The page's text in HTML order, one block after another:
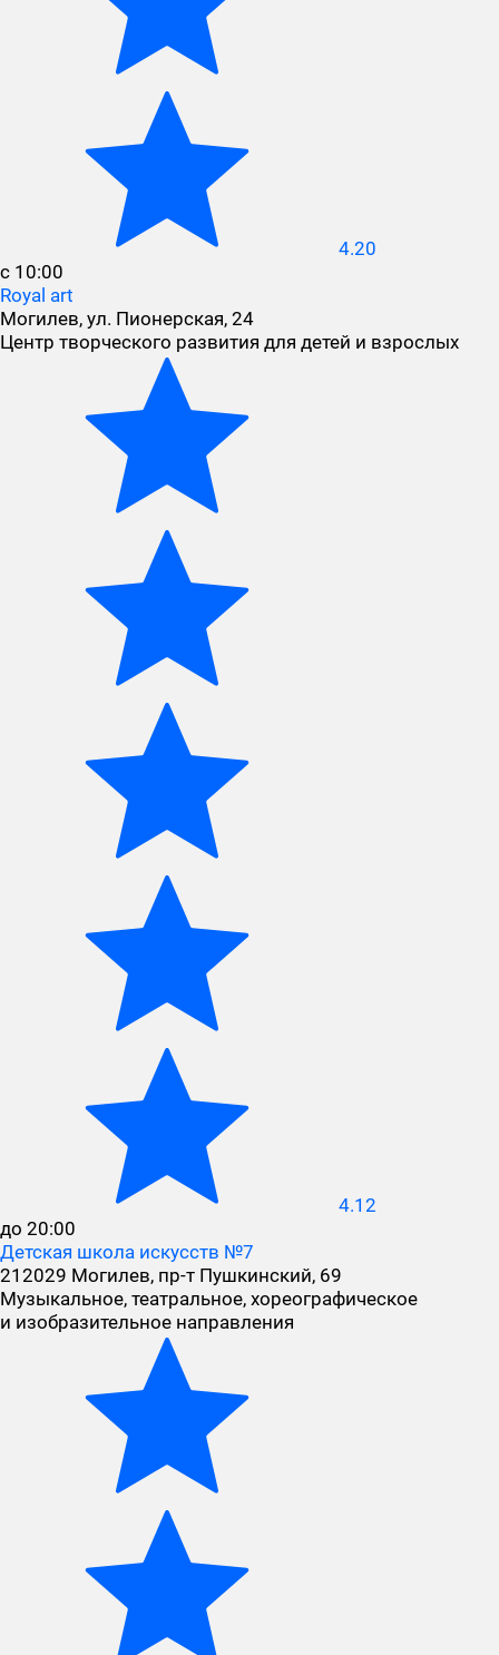
4.20
с 10:00
Royal art
Могилев, ул. Пионерская, 24
Центр творческого развития для детей и взрослых
4.12
до 20:00
Детская школа искусств №7
212029 Могилев, пр-т Пушкинский, 69
Музыкальное, театральное, хореографическое
и изобразительное направления